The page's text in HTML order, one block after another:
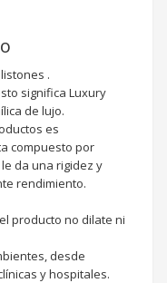
.
significa Luxury
de lujo.
es
compuesto por
da una rigidez y
rendimiento.
producto no dilate ni
desde
y hospitales.